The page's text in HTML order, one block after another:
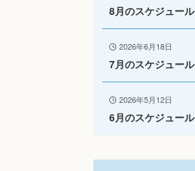
8月のスケジュール
2026年6月18日
7月のスケジュール
2026年5月12日
6月のスケジュール